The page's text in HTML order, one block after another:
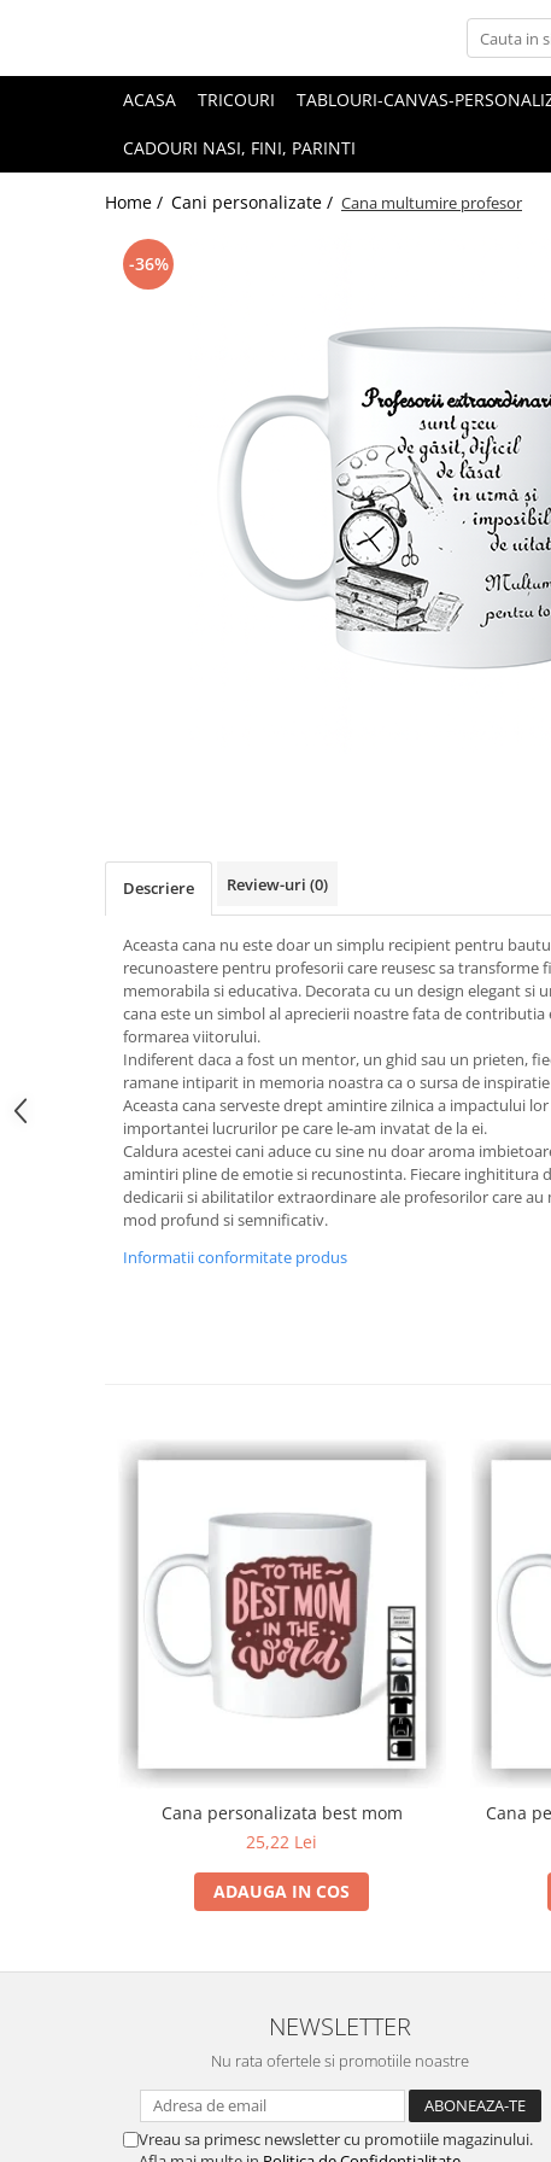
ACASA TRICOURI TABLOURI-CANVAS-
CADOURI NASI, FINI, PARINTI
Home / Cani personalizate / Cana multumire profesor
-36%
Descriere Review-uri (0)
Aceasta cana nu este doar un simplu recipient pentru
recunoastere pentru profesorii care reusesc sa transforme
memorabila si educativa. Decorata cu un design elegant si
cana este un simbol al aprecierii noastre fata de
formarea viitorului.
Indiferent daca a fost un mentor, un ghid sau un prieten,
ramane intiparit in memoria noastra ca o sursa de
Aceasta cana serveste drept amintire zilnica a impactului
importantei lucrurilor pe care le-am invatat de la ei.
Caldura acestei cani aduce cu sine nu doar aroma
amintiri pline de emotie si recunostinta. Fiecare inghititura
dedicarii si abilitatilor extraordinare ale profesorilor care
mod profund si semnificativ.
Informatii conformitate produs
Cana personalizata best mom
25,22 Lei
ADAUGA IN COS
Cana
NEWSLETTER
Nu rata ofertele si promotiile noastre
Vreau sa primesc newsletter cu promotiile magazinului.